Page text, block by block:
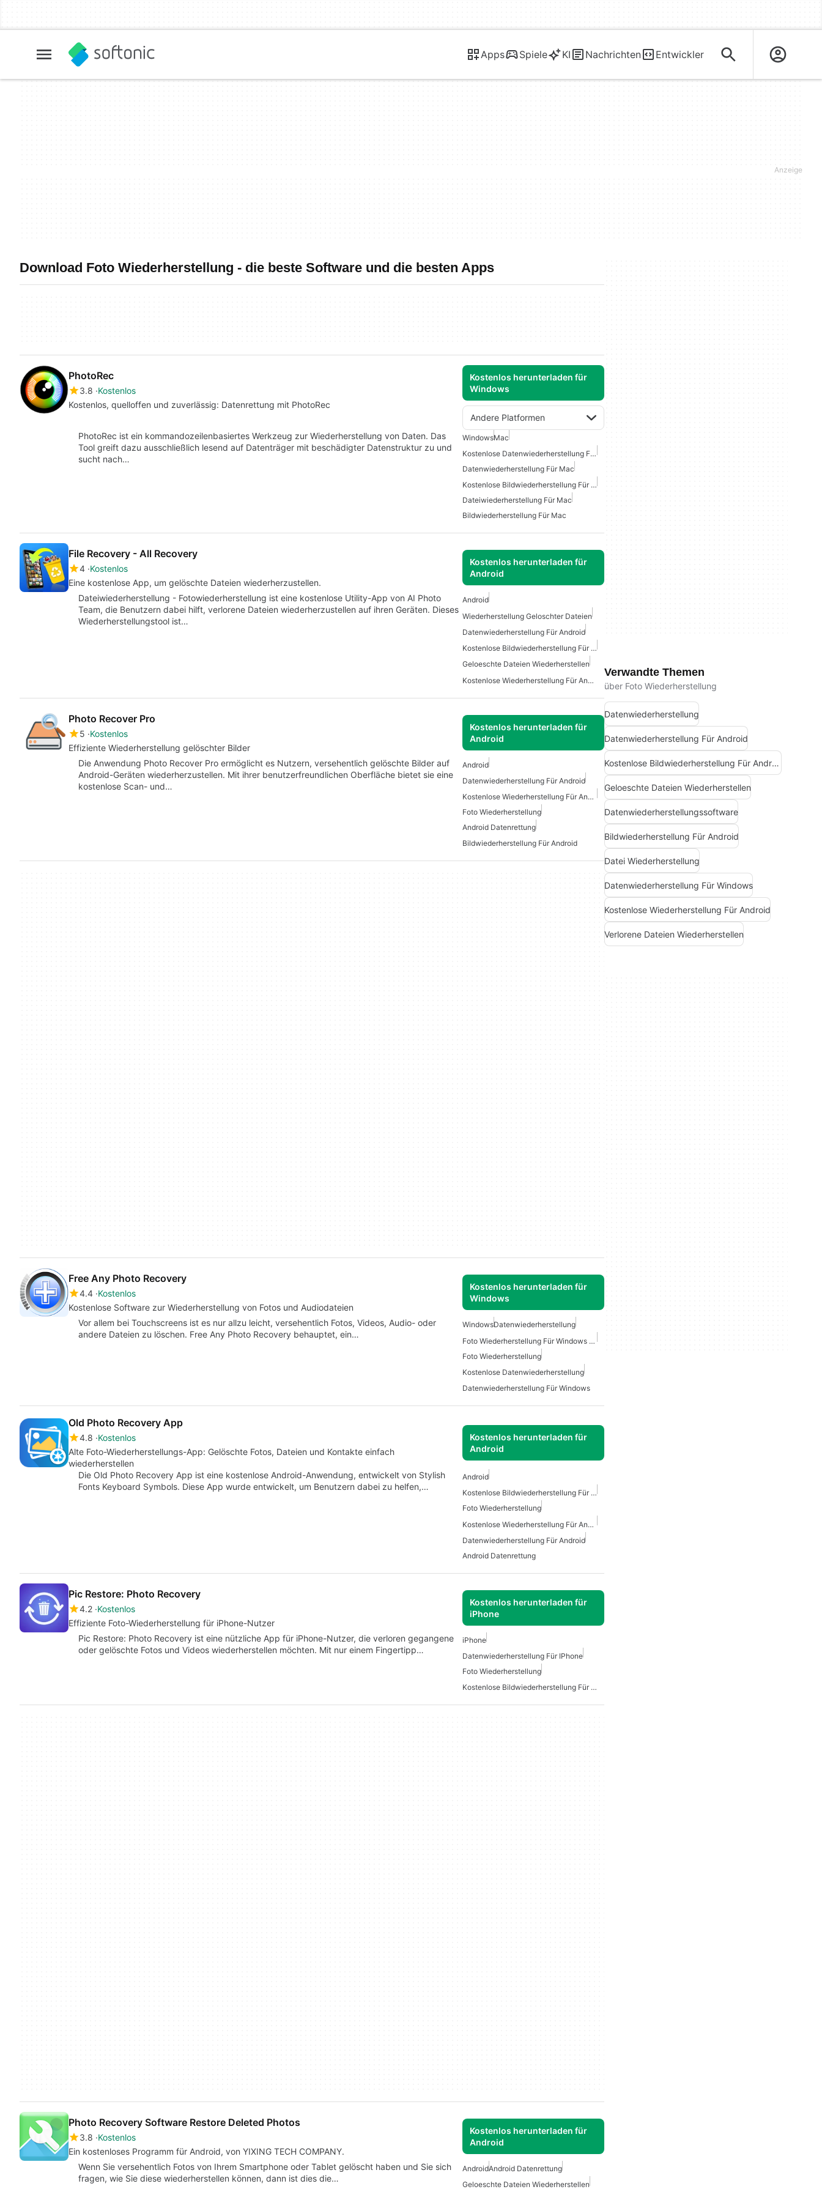
Apps Spiele KI Nachrichten Entwickler
Download Foto Wiederherstellung - die beste Software und die besten Apps
PhotoRec
3.8 Kostenlos
Kostenlos, quelloffen und zuverlässig: Datenrettung mit PhotoRec
Kostenlos herunterladen für
Windows
Andere Platformen
PhotoRec ist ein kommandozeilenbasiertes Werkzeug zur Wiederherstellung von Daten. Das
Tool greift dazu ausschließlich lesend auf Datenträger mit beschädigter Datenstruktur zu und
sucht nach…
WindowsMac
Kostenlose Datenwiederherstellung Für Mac
Datenwiederherstellung Für Mac
Kostenlose Bildwiederherstellung Für Mac
Dateiwiederherstellung Für Mac
Bildwiederherstellung Für Mac
File Recovery - All Recovery
4 Kostenlos
Eine kostenlose App, um gelöschte Dateien wiederherzustellen.
Kostenlos herunterladen für
Android
Dateiwiederherstellung - Fotowiederherstellung ist eine kostenlose Utility-App von AI Photo
Team, die Benutzern dabei hilft, verlorene Dateien wiederherzustellen auf ihren Geräten. Dieses
Wiederherstellungstool ist…
Android
Wiederherstellung Geloschter Dateien
Datenwiederherstellung Für Android
Kostenlose Bildwiederherstellung Für Android
Geloeschte Dateien Wiederherstellen
Kostenlose Wiederherstellung Für Android
Photo Recover Pro
5 Kostenlos
Effiziente Wiederherstellung gelöschter Bilder
Kostenlos herunterladen für
Android
Die Anwendung Photo Recover Pro ermöglicht es Nutzern, versehentlich gelöschte Bilder auf
Android-Geräten wiederherzustellen. Mit ihrer benutzerfreundlichen Oberfläche bietet sie eine
kostenlose Scan- und…
Android
Datenwiederherstellung Für Android
Kostenlose Wiederherstellung Für Android
Foto Wiederherstellung
Android Datenrettung
Bildwiederherstellung Für Android
Free Any Photo Recovery
4.4 Kostenlos
Kostenlose Software zur Wiederherstellung von Fotos und Audiodateien
Kostenlos herunterladen für
Windows
Vor allem bei Touchscreens ist es nur allzu leicht, versehentlich Fotos, Videos, Audio- oder
andere Dateien zu löschen. Free Any Photo Recovery behauptet, ein…
WindowsDatenwiederherstellung
Foto Wiederherstellung Für Windows 10
Foto Wiederherstellung
Kostenlose Datenwiederherstellung
Datenwiederherstellung Für Windows
Old Photo Recovery App
4.8 Kostenlos
Alte Foto-Wiederherstellungs-App: Gelöschte Fotos, Dateien und Kontakte einfach
wiederherstellen
Kostenlos herunterladen für
Android
Die Old Photo Recovery App ist eine kostenlose Android-Anwendung, entwickelt von Stylish
Fonts Keyboard Symbols. Diese App wurde entwickelt, um Benutzern dabei zu helfen,…
Android
Kostenlose Bildwiederherstellung Für Android
Foto Wiederherstellung
Kostenlose Wiederherstellung Für Android
Datenwiederherstellung Für Android
Android Datenrettung
Pic Restore: Photo Recovery
4.2 Kostenlos
Effiziente Foto-Wiederherstellung für iPhone-Nutzer
Kostenlos herunterladen für
iPhone
Pic Restore: Photo Recovery ist eine nützliche App für iPhone-Nutzer, die verloren gegangene
oder gelöschte Fotos und Videos wiederherstellen möchten. Mit nur einem Fingertipp…
iPhone
Datenwiederherstellung Für IPhone
Foto Wiederherstellung
Kostenlose Bildwiederherstellung Für IPhone
Photo Recovery Software Restore Deleted Photos
3.8 Kostenlos
Ein kostenloses Programm für Android, von YIXING TECH COMPANY.
Kostenlos herunterladen für
Android
Wenn Sie versehentlich Fotos von Ihrem Smartphone oder Tablet gelöscht haben und Sie sich
fragen, wie Sie diese wiederherstellen können, dann ist dies die…
AndroidAndroid Datenrettung
Geloeschte Dateien Wiederherstellen
Verwandte Themen
über Foto Wiederherstellung
Datenwiederherstellung
Datenwiederherstellung Für Android
Kostenlose Bildwiederherstellung Für Android
Geloeschte Dateien Wiederherstellen
Datenwiederherstellungssoftware
Bildwiederherstellung Für Android
Datei Wiederherstellung
Datenwiederherstellung Für Windows
Kostenlose Wiederherstellung Für Android
Verlorene Dateien Wiederherstellen